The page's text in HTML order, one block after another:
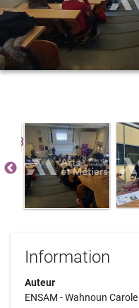
Information
Auteur
ENSAM - Wahnoun Carole